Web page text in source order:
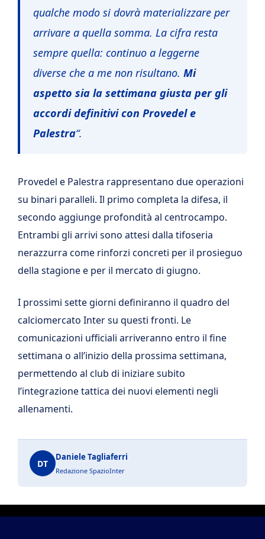
qualche modo si dovrà materializzare per
arrivare a quella somma. La cifra resta
sempre quella: continuo a leggerne
diverse che a me non risultano. Mi
aspetto sia la settimana giusta per gli
accordi definitivi con Provedel e
Palestra“.
Provedel e Palestra rappresentano due operazioni
su binari paralleli. Il primo completa la difesa, il
secondo aggiunge profondità al centrocampo.
Entrambi gli arrivi sono attesi dalla tifoseria
nerazzurra come rinforzi concreti per il prosieguo
della stagione e per il mercato di giugno.
I prossimi sette giorni definiranno il quadro del
calciomercato Inter su questi fronti. Le
comunicazioni ufficiali arriveranno entro il fine
settimana o all’inizio della prossima settimana,
permettendo al club di iniziare subito
l’integrazione tattica dei nuovi elementi negli
allenamenti.
DT
Daniele Tagliaferri
Redazione SpazioInter